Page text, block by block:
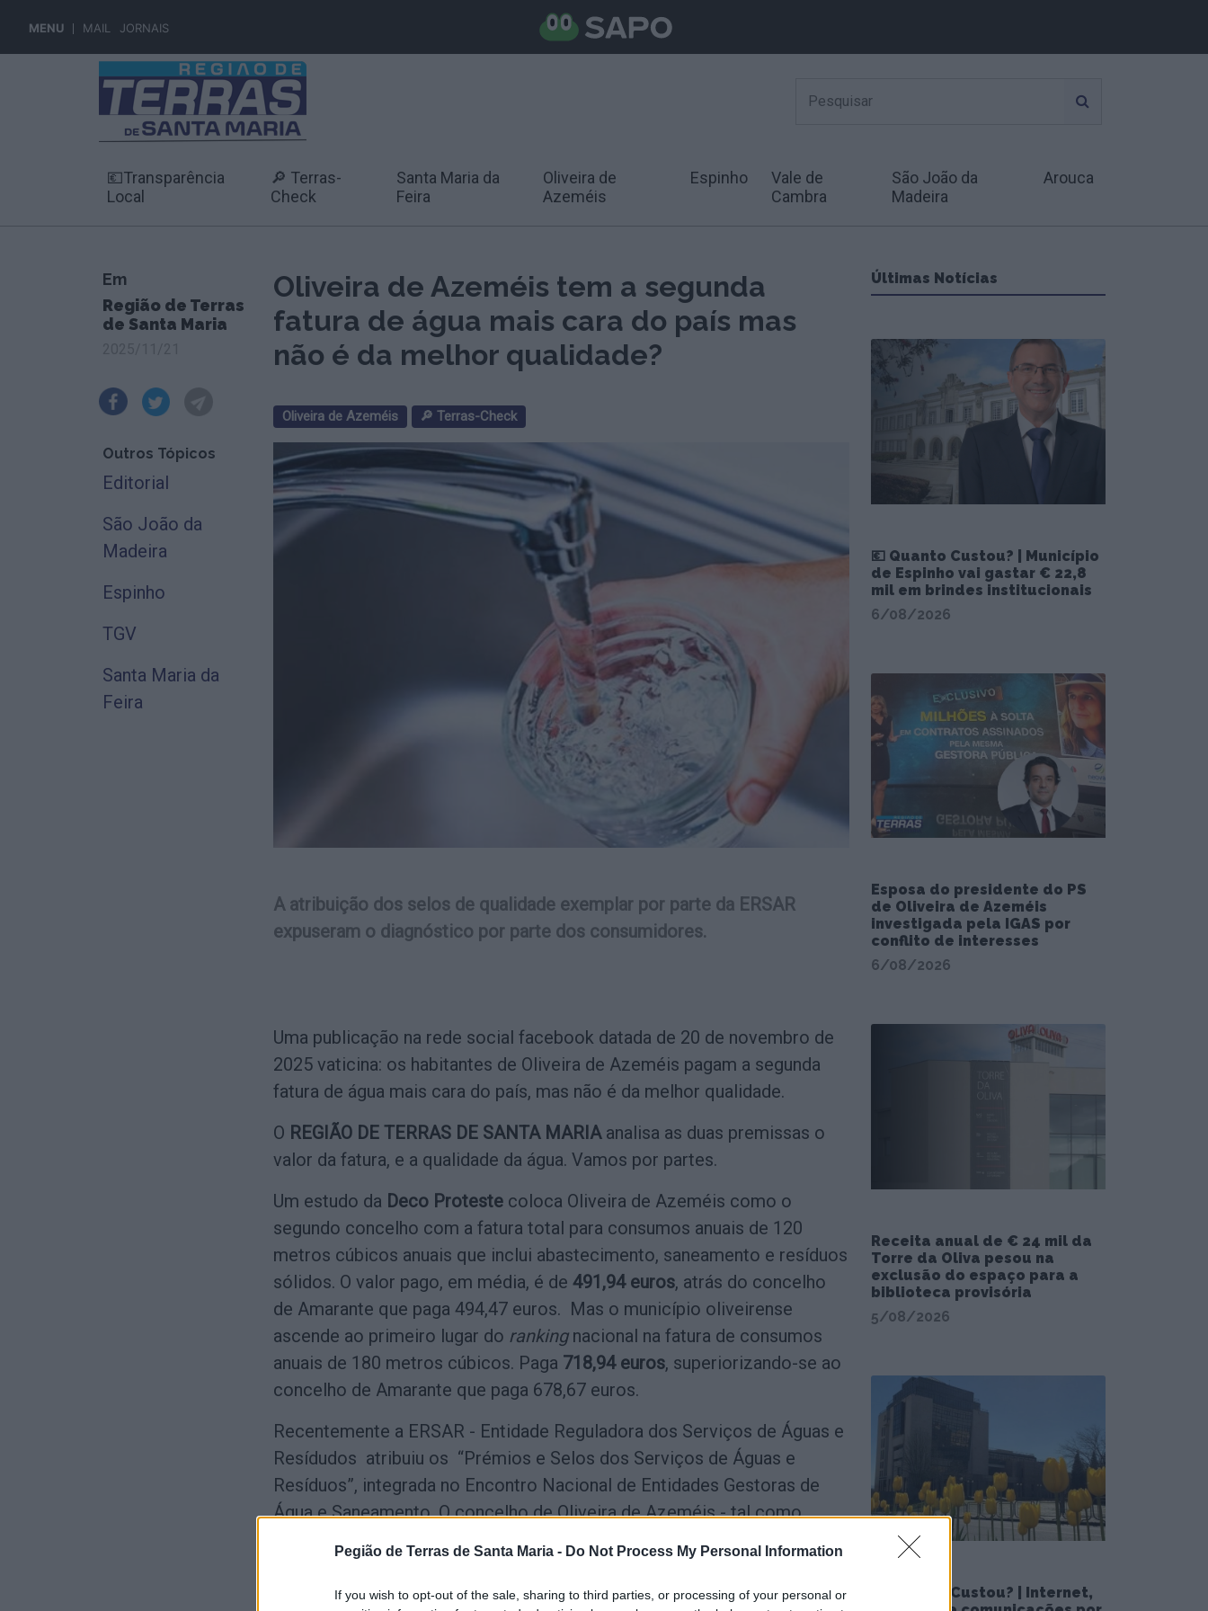
Pegião de Terras de Santa Maria - Do Not Process My Personal Information
If you wish to opt-out of the sale, sharing to third parties, or processing of your personal or
MENU MAIL JORNAIS
💶Transparência
Local
🔎 Terras-
Check
Santa Maria da
Feira
Oliveira de
Azeméis
Espinho
Vale de
Cambra
São João da
Madeira
Arouca
Em
Região de Terras
de Santa Maria
Outros Tópicos
Editorial
São João da
Madeira
Espinho
TGV
Santa Maria da
Feira
Oliveira de Azeméis tem a segunda
fatura de água mais cara do país mas
não é da melhor qualidade?
Oliveira de Azeméis 🔎 Terras-Check
A atribuição dos selos de qualidade exemplar por parte da ERSAR
expuseram o diagnóstico por parte dos consumidores.
Uma publicação na rede social facebook datada de 20 de novembro de
2025 vaticina: os habitantes de Oliveira de Azeméis pagam a segunda
fatura de água mais cara do país, mas não é da melhor qualidade.
O REGIÃO DE TERRAS DE SANTA MARIAanalisa as duas premissas o
valor da fatura, e a qualidade da água. Vamos por partes.
Um estudo da Deco Proteste coloca Oliveira de Azeméis como o
segundo concelho com a fatura total para consumos anuais de 120
metros cúbicos anuais que inclui abastecimento, saneamento e resíduos
sólidos. O valor pago, em média, é de 491,94 euros, atrás do concelho
de Amarante que paga 494,47 euros. Mas o município oliveirense
ascende ao primeiro lugar do rankingnacional na fatura de consumos
anuais de 180 metros cúbicos. Paga 718,94 euros, superiorizando-se ao
concelho de Amarante que paga 678,67 euros.
Recentemente a ERSAR - Entidade Reguladora dos Serviços de Águas e
Resídudos atribuiu os “Prémios e Selos dos Serviços de Águas e
Resíduos”, integrada no Encontro Nacional de Entidades Gestoras de
Água e Saneamento. O concelho de Oliveira de Azeméis - tal como
Santa Maria da Feira e Arouca - ficaram de fora da listagem dos
Últimas Notícias
💶 Quanto Custou? | Município
de Espinho vai gastar € 22,8
mil em brindes institucionais
6/08/2026
Esposa do presidente do PS
de Oliveira de Azeméis
investigada pela IGAS por
conflito de interesses
6/08/2026
Receita anual de € 24 mil da
Torre da Oliva pesou na
exclusão do espaço para a
biblioteca provisória
5/08/2026
💶 Quanto Custou? | Internet,